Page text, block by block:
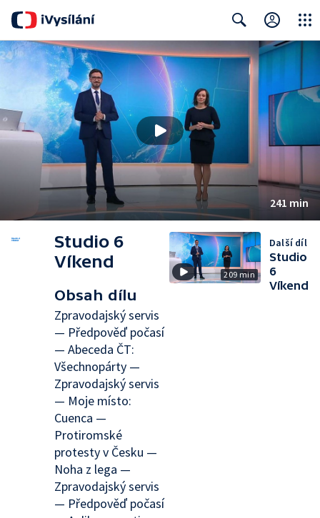
Search Close
241 min
Studio 6
Víkend
Obsah dílu
Zpravodajský servis
— Předpověď počasí
— Abeceda ČT:
Všechnopárty —
Zpravodajský servis
— Moje místo:
Cuenca —
Protiromské
protesty v Česku —
Noha z lega —
Zpravodajský servis
— Předpověď počasí
209 min
Další díl
Studio
6
Víkend